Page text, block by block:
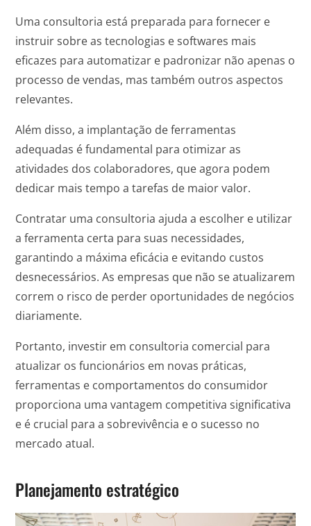
Uma consultoria está preparada para fornecer e
instruir sobre as tecnologias e softwares mais
eficazes para automatizar e padronizar não apenas o
processo de vendas, mas também outros aspectos
relevantes.
Além disso, a implantação de ferramentas
adequadas é fundamental para otimizar as
atividades dos colaboradores, que agora podem
dedicar mais tempo a tarefas de maior valor.
Contratar uma consultoria ajuda a escolher e utilizar
a ferramenta certa para suas necessidades,
garantindo a máxima eficácia e evitando custos
desnecessários. As empresas que não se atualizarem
correm o risco de perder oportunidades de negócios
diariamente.
Portanto, investir em consultoria comercial para
atualizar os funcionários em novas práticas,
ferramentas e comportamentos do consumidor
proporciona uma vantagem competitiva significativa
e é crucial para a sobrevivência e o sucesso no
mercado atual.
Planejamento estratégico